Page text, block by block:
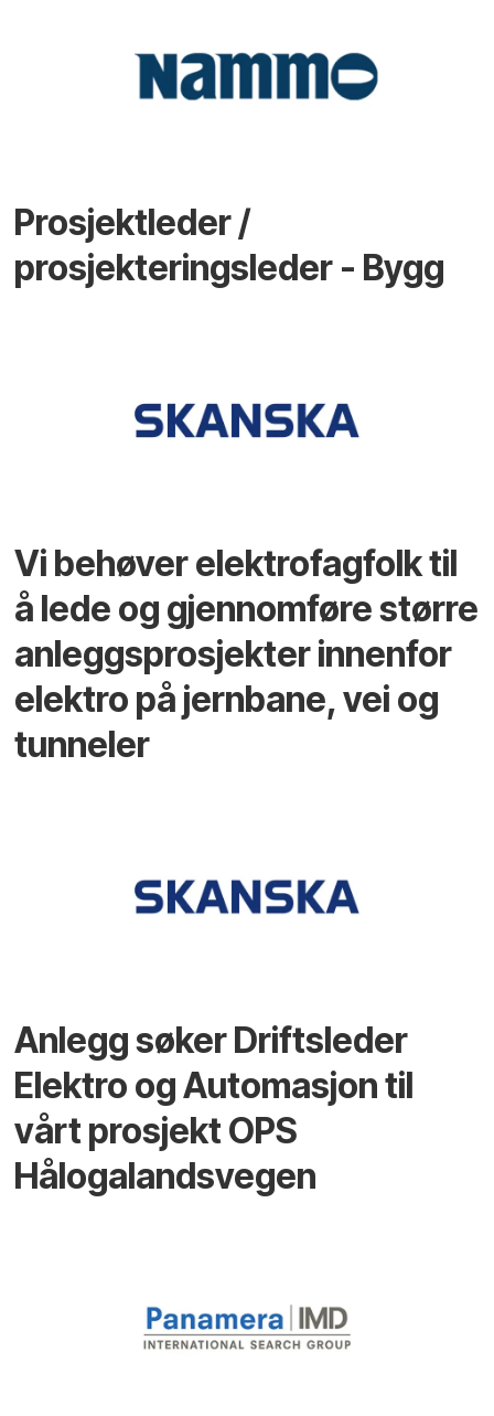
Prosjektleder /
prosjekteringsleder - Bygg
Vi behøver elektrofagfolk til
å lede og gjennomføre større
anleggsprosjekter innenfor
elektro på jernbane, vei og
tunneler
Anlegg søker Driftsleder
Elektro og Automasjon til
vårt prosjekt OPS
Hålogalandsvegen